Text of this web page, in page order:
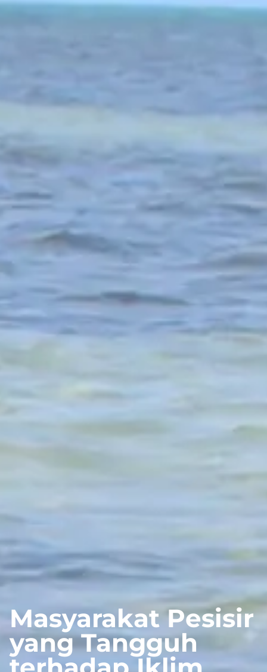
Masyarakat Pesisir
yang Tangguh